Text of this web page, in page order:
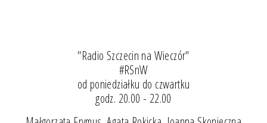
"Radio Szczecin na Wieczór"
#RSnW
od poniedziałku do czwartku
godz. 20.00 - 22.00